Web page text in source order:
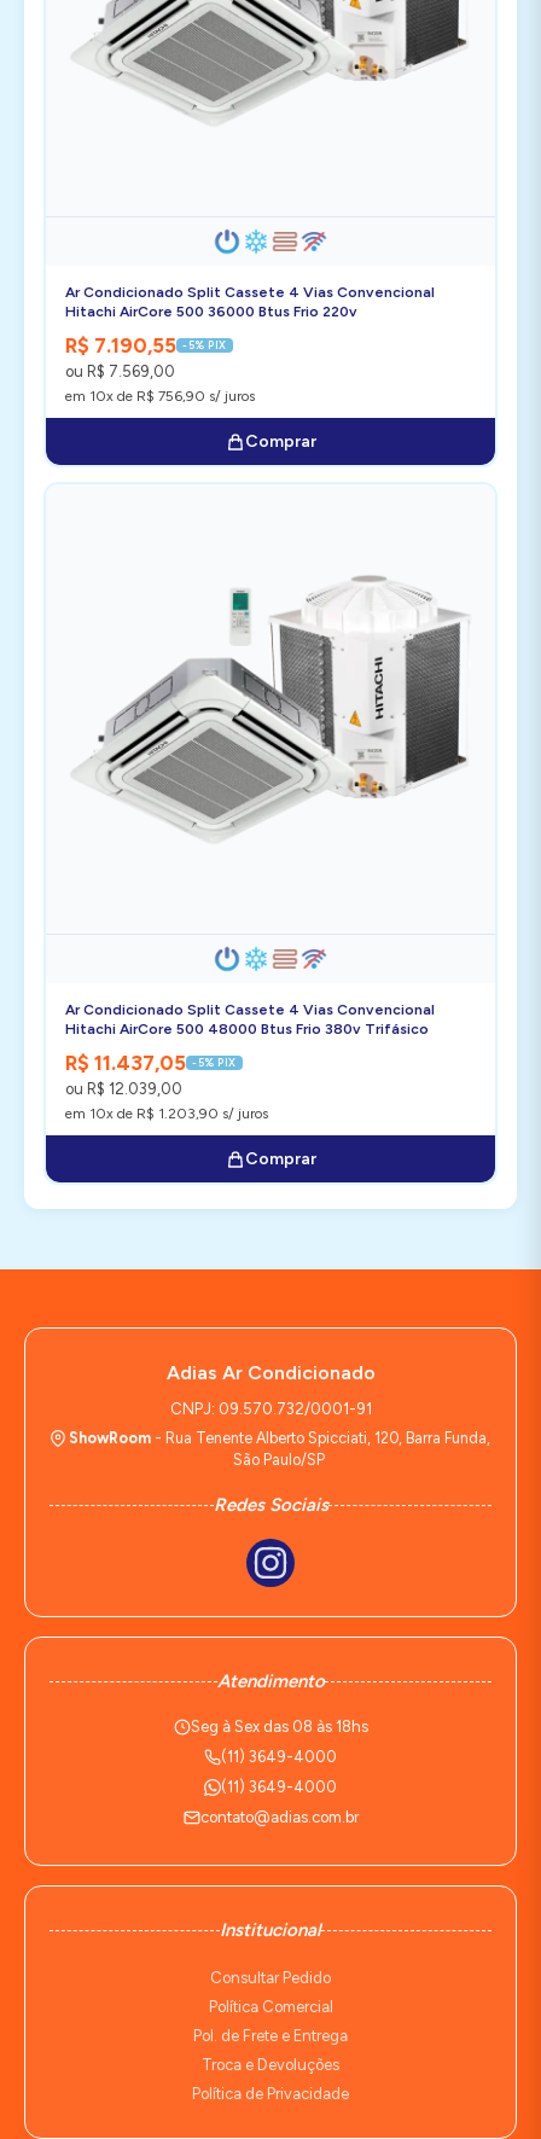
Ar Condicionado Split Cassete 4 Vias Convencional
Hitachi AirCore 500 36000 Btus Frio 220v
R$ 7.190,55 -5% PIX
ou R$ 7.569,00
em 10x de R$ 756,90 s/ juros
Comprar
Ar Condicionado Split Cassete 4 Vias Convencional
Hitachi AirCore 500 48000 Btus Frio 380v Trifásico
R$ 11.437,05 -5% PIX
ou R$ 12.039,00
em 10x de R$ 1.203,90 s/ juros
Comprar
Adias Ar Condicionado
CNPJ: 09.570.732/0001-91
ShowRoom- Rua Tenente Alberto Spicciati, 120, Barra Funda,
São Paulo/SP
Redes Sociais
Atendimento
Seg à Sex das 08 às 18hs
(11) 3649-4000
(11) 3649-4000
contato@adias.com.br
Institucional
Consultar Pedido
Política Comercial
Pol. de Frete e Entrega
Troca e Devoluções
Política de Privacidade